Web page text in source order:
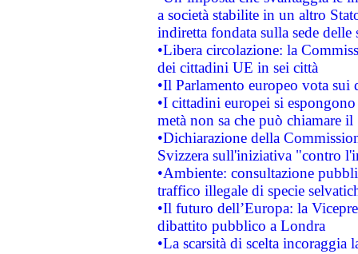
a società stabilite in un altro
indiretta fondata sulla sede delle
•Libera circolazione: la
dei cittadini UE in sei città
•Il Parlamento europeo vota sui
•I cittadini europei si
metà non sa che può chiamare
•Dichiarazione della
Svizzera sull'iniziativa "contro
•Ambiente: consultazione
traffico illegale di specie
•Il futuro dell’Europa: la
dibattito pubblico a Londra
•La scarsità di scelta